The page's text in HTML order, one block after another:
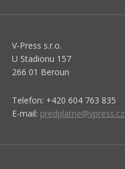
V-Press s.r.o.
U Stadionu 157
266 01 Beroun
Telefon: +420 604 763 835
E-mail: predplatne@vpress.cz